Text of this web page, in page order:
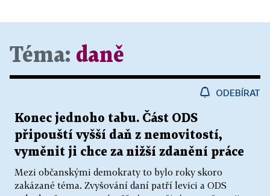
Téma: daně
ODEBÍRAT
Konec jednoho tabu. Část ODS
připouští vyšší daň z nemovitostí,
vyměnit ji chce za nižší zdanění práce
Mezi občanskými demokraty to bylo roky skoro
zakázané téma. Zvyšování daní patří levici a ODS